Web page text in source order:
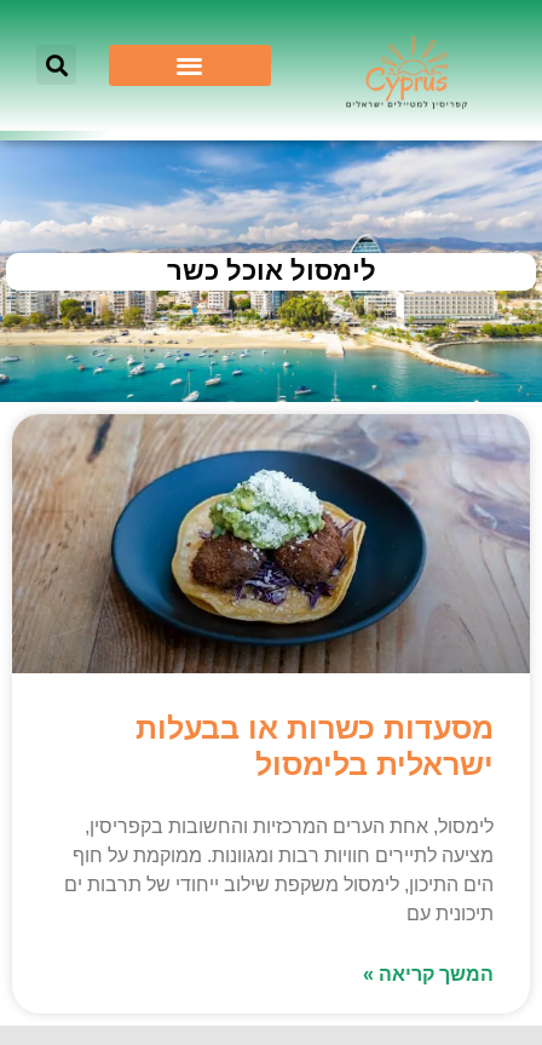
לימסול אוכל כשר
מסעדות כשרות או בבעלות
ישראלית בלימסול
לימסול, אחת הערים המרכזיות והחשובות בקפריסין,
מציעה לתיירים חוויות רבות ומגוונות. ממוקמת על חוף
הים התיכון, לימסול משקפת שילוב ייחודי של תרבות ים
תיכונית עם
המשך קריאה »